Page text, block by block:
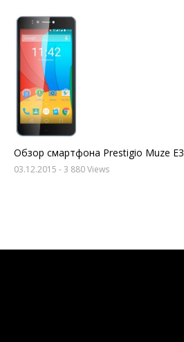
Обзор смартфона Prestigio Muze E3
03.12.2015 - 3 880 Views